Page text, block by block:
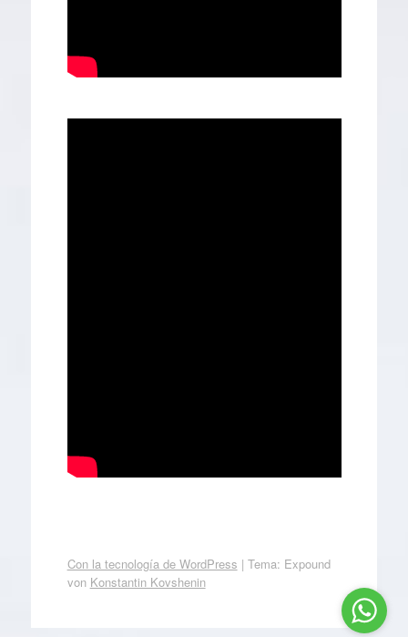
Con la tecnología de WordPress | Tema: Expound
von Konstantin Kovshenin